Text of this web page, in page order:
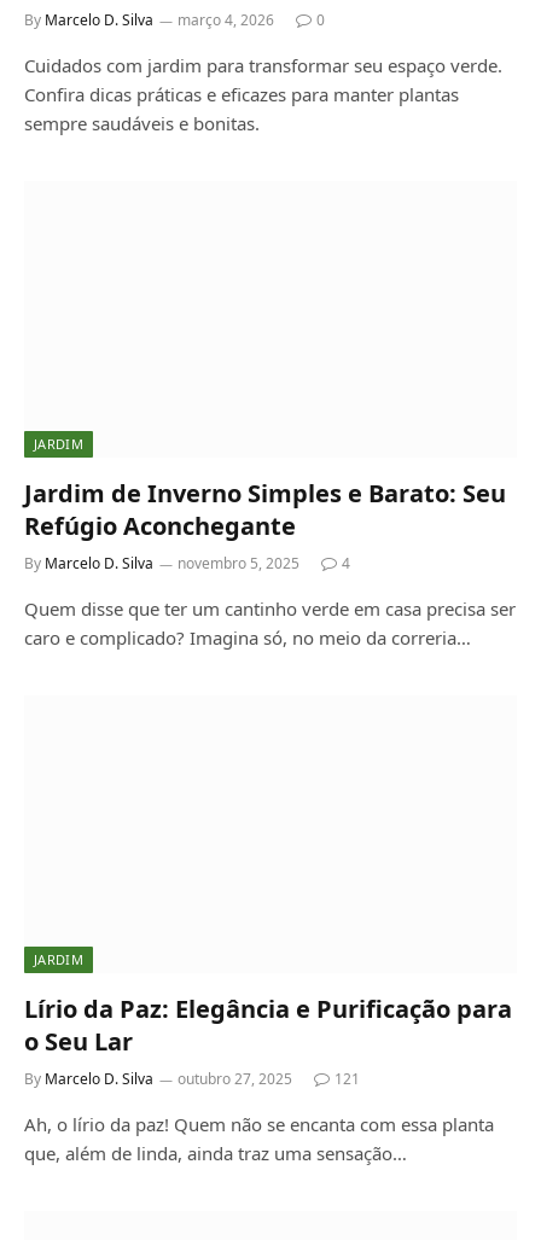
By Marcelo D. Silva março 4, 2026 0
Cuidados com jardim para transformar seu espaço verde.
Confira dicas práticas e eficazes para manter plantas
sempre saudáveis e bonitas.
JARDIM
Jardim de Inverno Simples e Barato: Seu
Refúgio Aconchegante
By Marcelo D. Silva novembro 5, 2025 4
Quem disse que ter um cantinho verde em casa precisa ser
caro e complicado? Imagina só, no meio da correria…
JARDIM
Lírio da Paz: Elegância e Purificação para
o Seu Lar
By Marcelo D. Silva outubro 27, 2025 121
Ah, o lírio da paz! Quem não se encanta com essa planta
que, além de linda, ainda traz uma sensação…